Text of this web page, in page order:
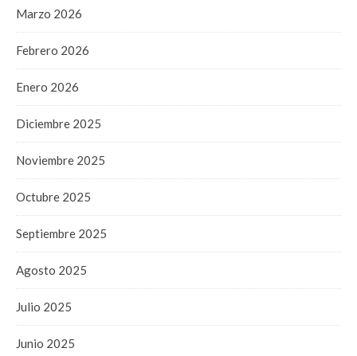
Marzo 2026
Febrero 2026
Enero 2026
Diciembre 2025
Noviembre 2025
Octubre 2025
Septiembre 2025
Agosto 2025
Julio 2025
Junio 2025